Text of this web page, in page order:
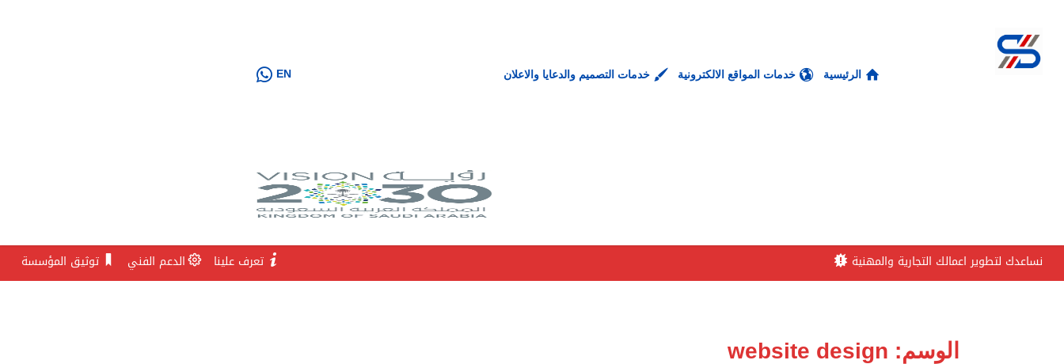
الرئيسية خدمات المواقع الالكترونية خدمات التصميم والدعايا والاعلان EN
نساعدك لتطوير اعمالك التجارية والمهنية تعرف علينا الدعم الفني توثيق المؤسسة
الوسم: website design